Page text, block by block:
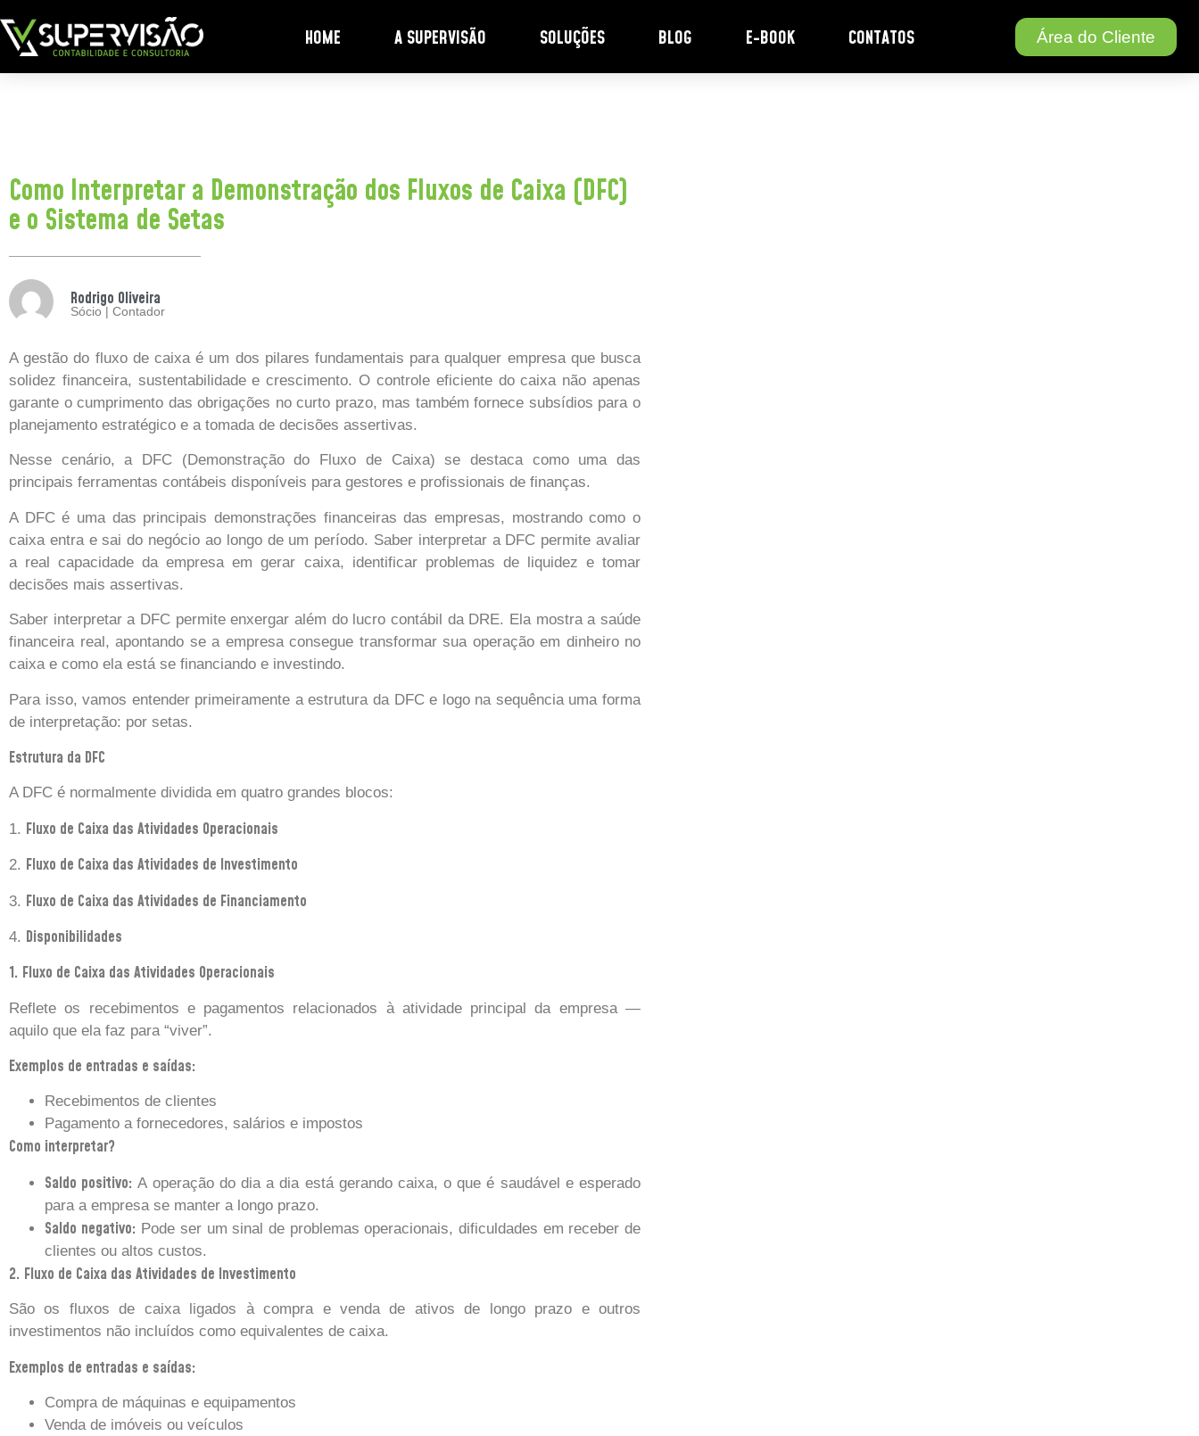
HOME A SUPERVISÃO SOLUÇÕES BLOG E-BOOK CONTATOS Área do Cliente
Como Interpretar a Demonstração dos Fluxos de Caixa (DFC)
e o Sistema de Setas
Rodrigo Oliveira
Sócio | Contador
A gestão do fluxo de caixa é um dos pilares fundamentais para qualquer empresa que busca
solidez financeira, sustentabilidade e crescimento. O controle eficiente do caixa não apenas
garante o cumprimento das obrigações no curto prazo, mas também fornece subsídios para o
planejamento estratégico e a tomada de decisões assertivas.
Nesse cenário, a DFC (Demonstração do Fluxo de Caixa) se destaca como uma das
principais ferramentas contábeis disponíveis para gestores e profissionais de finanças.
A DFC é uma das principais demonstrações financeiras das empresas, mostrando como o
caixa entra e sai do negócio ao longo de um período. Saber interpretar a DFC permite avaliar
a real capacidade da empresa em gerar caixa, identificar problemas de liquidez e tomar
decisões mais assertivas.
Saber interpretar a DFC permite enxergar além do lucro contábil da DRE. Ela mostra a saúde
financeira real, apontando se a empresa consegue transformar sua operação em dinheiro no
caixa e como ela está se financiando e investindo.
Para isso, vamos entender primeiramente a estrutura da DFC e logo na sequência uma forma
de interpretação: por setas.
Estrutura da DFC
A DFC é normalmente dividida em quatro grandes blocos:
1. Fluxo de Caixa das Atividades Operacionais
2. Fluxo de Caixa das Atividades de Investimento
3. Fluxo de Caixa das Atividades de Financiamento
4. Disponibilidades
1. Fluxo de Caixa das Atividades Operacionais
Reflete os recebimentos e pagamentos relacionados à atividade principal da empresa —
aquilo que ela faz para “viver”.
Exemplos de entradas e saídas:
Recebimentos de clientes
Pagamento a fornecedores, salários e impostos
Como interpretar?
Saldo positivo: A operação do dia a dia está gerando caixa, o que é saudável e esperado
para a empresa se manter a longo prazo.
Saldo negativo: Pode ser um sinal de problemas operacionais, dificuldades em receber de
clientes ou altos custos.
2. Fluxo de Caixa das Atividades de Investimento
São os fluxos de caixa ligados à compra e venda de ativos de longo prazo e outros
investimentos não incluídos como equivalentes de caixa.
Exemplos de entradas e saídas:
Compra de máquinas e equipamentos
Venda de imóveis ou veículos